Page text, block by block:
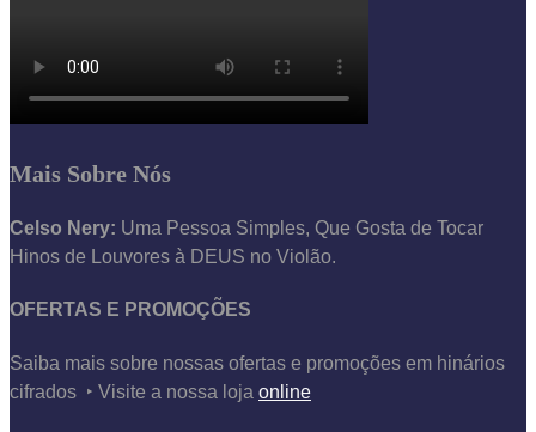
Mais Sobre Nós
Celso Nery: Uma Pessoa Simples, Que Gosta de Tocar
Hinos de Louvores à DEUS no Violão.
OFERTAS E PROMOÇÕES
Saiba mais sobre nossas ofertas e promoções em hinários
cifrados ‣ Visite a nossa loja online